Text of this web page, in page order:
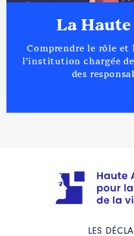
La
Comprendre le rôle
l’institution chargée
des
LES